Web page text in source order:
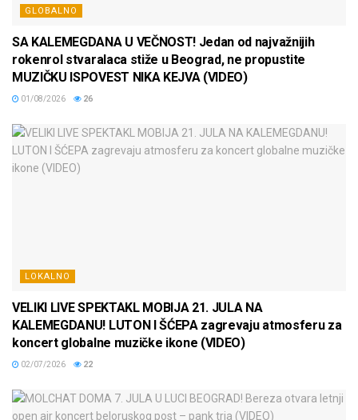
GLOBALNO
SA KALEMEGDANA U VEČNOST! Jedan od najvažnijih
rokenrol stvaralaca stiže u Beograd, ne propustite
MUZIČKU ISPOVEST NIKA KEJVA (VIDEO)
01/08/2026 26
LOKALNO
VELIKI LIVE SPEKTAKL MOBIJA 21. JULA NA
KALEMEGDANU! LUTON I ŠĆEPA zagrevaju atmosferu za
koncert globalne muzičke ikone (VIDEO)
02/07/2026 22